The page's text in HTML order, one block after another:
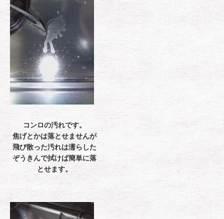
コンロの汚れです。
焦げとかは落とせませんが
飛び散った汚れは濡らした
ぞうきんで拭けば簡単に落
とせます。